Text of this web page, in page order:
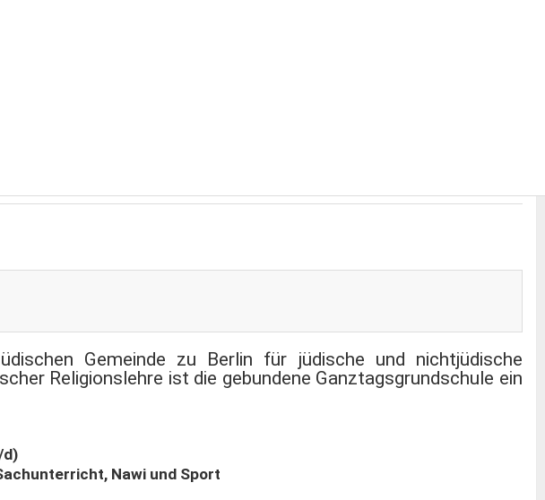
Sport
Gemeinde zu Berlin für jüdische und nichtjüdische
Religionslehre ist die gebundene Ganztagsgrundschule ein
d)
Nawi und Sport